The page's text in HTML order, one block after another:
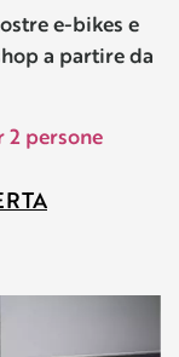
e-bikes e
a partire da
2 persone